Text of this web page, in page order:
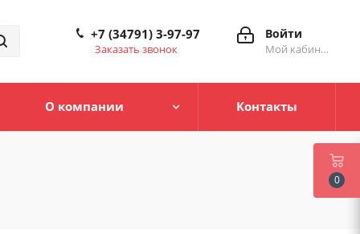
Войти
Мой кабинет
+7 (34791) 3-97-97
Заказать звонок
О компании Контакты
0